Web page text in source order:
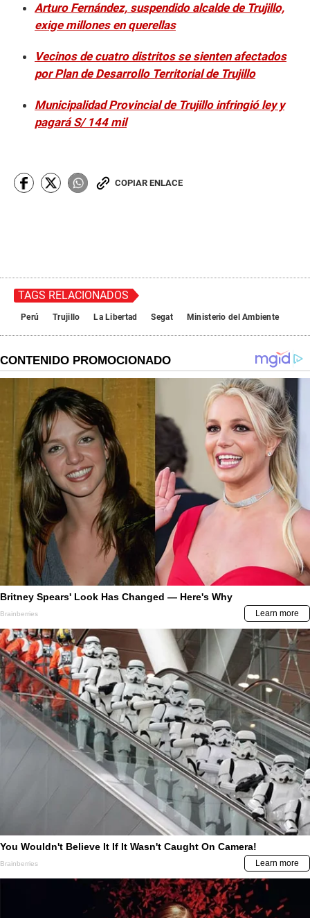
Arturo Fernández, suspendido alcalde de Trujillo,
exige millones en querellas
Vecinos de cuatro distritos se sienten afectados
por Plan de Desarrollo Territorial de Trujillo
Municipalidad Provincial de Trujillo infringió ley y
pagará S/ 144 mil
COPIAR ENLACE
TAGS RELACIONADOS
Perú Trujillo La Libertad Segat Ministerio del Ambiente